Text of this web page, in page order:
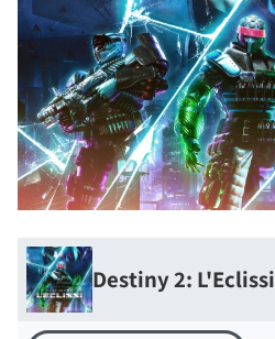
Destiny 2: L'Eclissi